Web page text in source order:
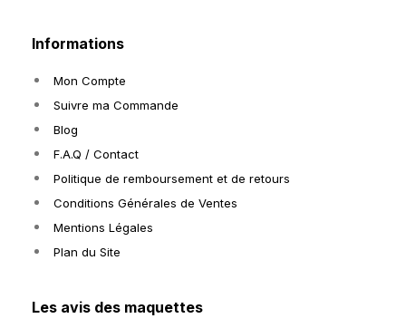
Informations
Mon Compte
Suivre ma Commande
Blog
F.A.Q / Contact
Politique de remboursement et de retours
Conditions Générales de Ventes
Mentions Légales
Plan du Site
Les avis des maquettes